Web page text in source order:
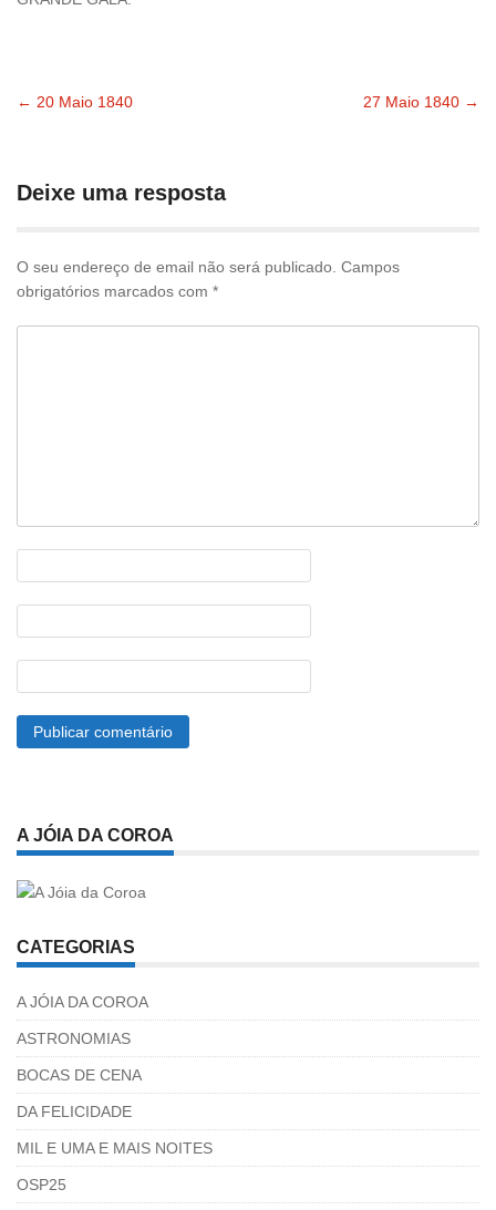
pelas
publicações
← 20 Maio 1840 27 Maio 1840 →
Deixe uma resposta
O seu endereço de email não será publicado. Campos
obrigatórios marcados com *
A JÓIA DA COROA
CATEGORIAS
A JÓIA DA COROA
ASTRONOMIAS
BOCAS DE CENA
DA FELICIDADE
MIL E UMA E MAIS NOITES
OSP25